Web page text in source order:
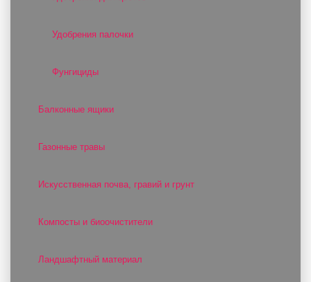
Удобрения палочки
Фунгициды
Балконные ящики
Газонные травы
Искусственная почва, гравий и грунт
Компосты и биоочистители
Ландшафтный материал